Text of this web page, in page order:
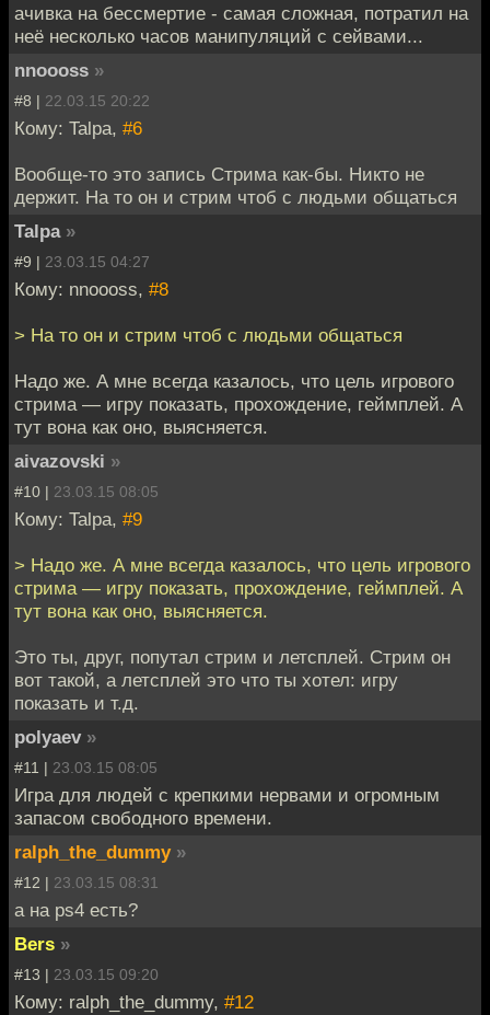
ачивка на бессмертие - самая сложная, потратил на
неё несколько часов манипуляций с сейвами...
nnoooss »
#8 | 22.03.15 20:22
Кому: Talpa, #6
Вообще-то это запись Стрима как-бы. Никто не
держит. На то он и стрим чтоб с людьми общаться
Talpa »
#9 | 23.03.15 04:27
Кому: nnoooss, #8
> На то он и стрим чтоб с людьми общаться
Надо же. А мне всегда казалось, что цель игрового
стрима — игру показать, прохождение, геймплей. А
тут вона как оно, выясняется.
aivazovski »
#10 | 23.03.15 08:05
Кому: Talpa, #9
> Надо же. А мне всегда казалось, что цель игрового
стрима — игру показать, прохождение, геймплей. А
тут вона как оно, выясняется.
Это ты, друг, попутал стрим и летсплей. Стрим он
вот такой, а летсплей это что ты хотел: игру
показать и т.д.
polyaev »
#11 | 23.03.15 08:05
Игра для людей с крепкими нервами и огромным
запасом свободного времени.
ralph_the_dummy »
#12 | 23.03.15 08:31
а на ps4 есть?
Bers »
#13 | 23.03.15 09:20
Кому: ralph_the_dummy, #12